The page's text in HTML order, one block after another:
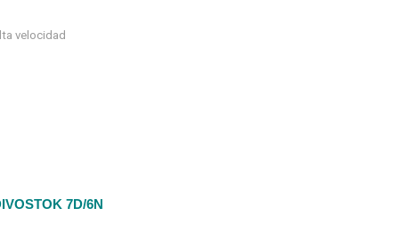
velocidad
7D/6N